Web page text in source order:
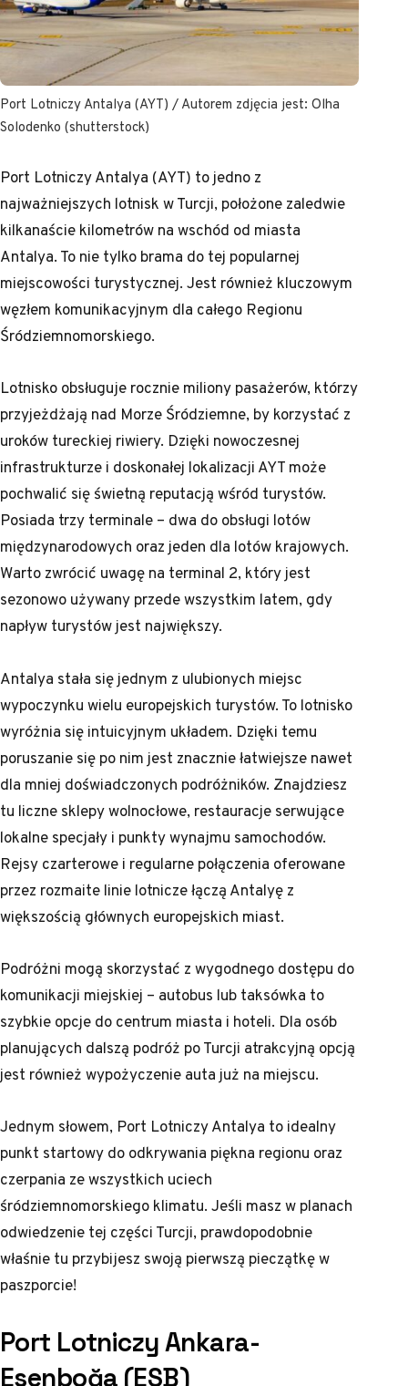
Port Lotniczy Antalya (AYT) / Autorem zdjęcia jest: Olha
Solodenko (shutterstock)
Port Lotniczy Antalya (AYT) to jedno z
najważniejszych lotnisk w Turcji, położone zaledwie
kilkanaście kilometrów na wschód od miasta
Antalya. To nie tylko brama do tej popularnej
miejscowości turystycznej. Jest również kluczowym
węzłem komunikacyjnym dla całego Regionu
Śródziemnomorskiego.
Lotnisko obsługuje rocznie miliony pasażerów, którzy
przyjeżdżają nad Morze Śródziemne, by korzystać z
uroków tureckiej riwiery. Dzięki nowoczesnej
infrastrukturze i doskonałej lokalizacji AYT może
pochwalić się świetną reputacją wśród turystów.
Posiada trzy terminale – dwa do obsługi lotów
międzynarodowych oraz jeden dla lotów krajowych.
Warto zwrócić uwagę na terminal 2, który jest
sezonowo używany przede wszystkim latem, gdy
napływ turystów jest największy.
Antalya stała się jednym z ulubionych miejsc
wypoczynku wielu europejskich turystów. To lotnisko
wyróżnia się intuicyjnym układem. Dzięki temu
poruszanie się po nim jest znacznie łatwiejsze nawet
dla mniej doświadczonych podróżników. Znajdziesz
tu liczne sklepy wolnocłowe, restauracje serwujące
lokalne specjały i punkty wynajmu samochodów.
Rejsy czarterowe i regularne połączenia oferowane
przez rozmaite linie lotnicze łączą Antalyę z
większością głównych europejskich miast.
Podróżni mogą skorzystać z wygodnego dostępu do
komunikacji miejskiej – autobus lub taksówka to
szybkie opcje do centrum miasta i hoteli. Dla osób
planujących dalszą podróż po Turcji atrakcyjną opcją
jest również wypożyczenie auta już na miejscu.
Jednym słowem, Port Lotniczy Antalya to idealny
punkt startowy do odkrywania piękna regionu oraz
czerpania ze wszystkich uciech
śródziemnomorskiego klimatu. Jeśli masz w planach
odwiedzenie tej części Turcji, prawdopodobnie
właśnie tu przybijesz swoją pierwszą pieczątkę w
paszporcie!
Port Lotniczy Ankara-
Esenboğa (ESB)